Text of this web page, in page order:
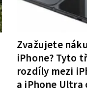
Zvažujete
iPhone? Tyto
rozdíly mezi
a iPhone Ultra